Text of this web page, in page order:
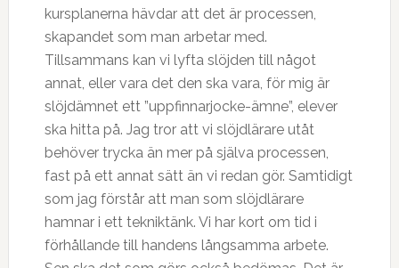
kursplanerna hävdar att det är processen,
skapandet som man arbetar med.
Tillsammans kan vi lyfta slöjden till något
annat, eller vara det den ska vara, för mig är
slöjdämnet ett ”uppfinnarjocke-ämne”, elever
ska hitta på. Jag tror att vi slöjdlärare utåt
behöver trycka än mer på själva processen,
fast på ett annat sätt än vi redan gör. Samtidigt
som jag förstår att man som slöjdlärare
hamnar i ett tekniktänk. Vi har kort om tid i
förhållande till handens långsamma arbete.